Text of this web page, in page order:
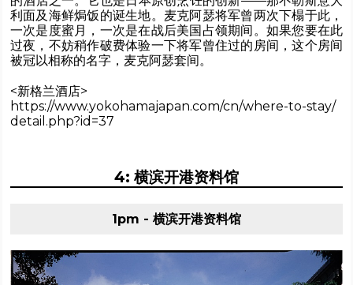
利面及海鲜焗饭的诞生地。麦克阿瑟将军曾两次下榻于此，
一次是度蜜月，一次是在战后美国占领期间。如果您要在此
过夜，不妨稍作破费体验一下将军曾住过的房间，这个房间
被冠以相称的名字，麦克阿瑟套间。
<新格兰酒店>
https://www.yokohamajapan.com/cn/where-to-stay/
detail.php?id=37
4: 横滨开港资料馆
1pm - 横滨开港资料馆